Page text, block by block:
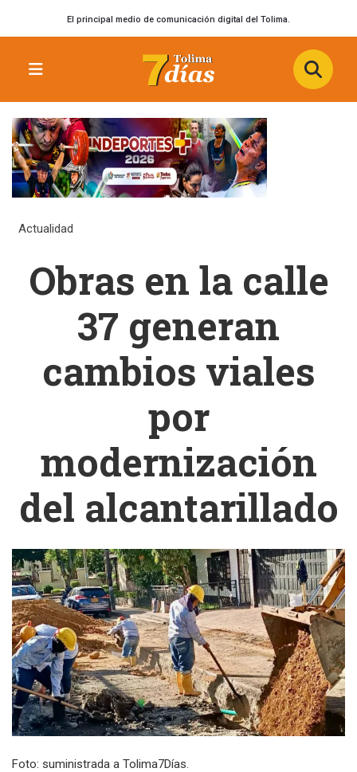
El principal medio de comunicación digital del Tolima.
Actualidad
Obras en la calle
37 generan
cambios viales
por
modernización
del alcantarillado
Foto: suministrada a Tolima7Días.